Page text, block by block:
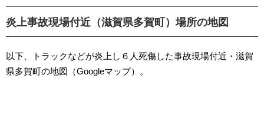
炎上事故現場付近（滋賀県多賀町）場所の地図
以下、トラックなどが炎上し６人死傷した事故現場付近・滋賀
県多賀町の地図（Googleマップ）。